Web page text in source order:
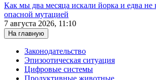
Как мы два месяца искали йорка и едва не
опасной мутацией
7 августа 2026, 11:10
На главную
Законодательство
Эпизоотическая ситуация
Цифровые системы
Продуктивные животные